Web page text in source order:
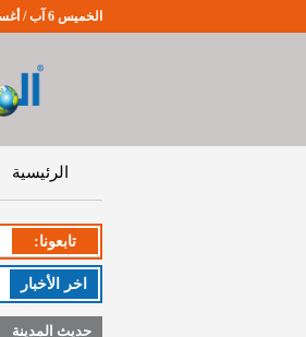
الخميس 6 آب / أغسطس 2026. 8:10:5 صباحاً
الرئيسية
تابعونا:
اخر اﻷخبار
حديث المدينة